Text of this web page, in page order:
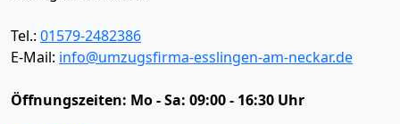
Tel.: 01579-2482386
E-Mail: info@umzugsfirma-esslingen-am-neckar.de
Öffnungszeiten: Mo - Sa: 09:00 - 16:30 Uhr